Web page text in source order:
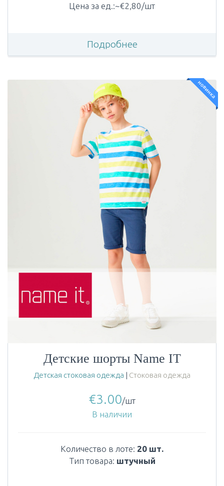
Цена за ед.:~€2,80/шт
Подробнее
новинка
Детские шорты Name IT
Детская стоковая одежда | Стоковая одежда
€3.00/шт
В наличии
Количество в лоте: 20 шт.
Тип товара: штучный